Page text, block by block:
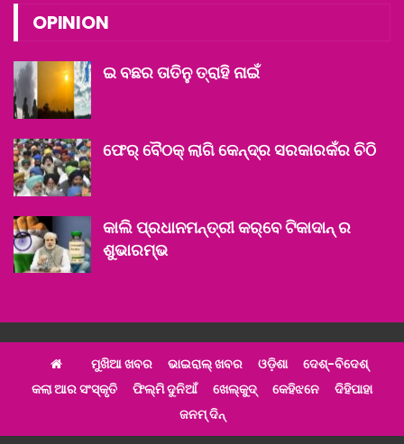
OPINION
ଇ ବଛର ତାତିନୁ ତ୍ରାହି ନାଇଁ
ଫେର୍ ବୈଠକ୍ ଲାଗି କେନ୍ଦ୍ର ସରକାରକଁର ଚିଠି
କାଲି ପ୍ରଧାନମନ୍ତ୍ରୀ କର୍‌ବେ ଟିକାଦାନ୍ ର
ଶୁଭାରମ୍ଭ‌
ମୁଖିଆ ଖବର ଭାଇରାଲ୍ ଖବର ଓଡ଼ିଶା
ଦେଶ୍‌-ବିଦେଶ୍‌
କଲା ଆର ସଂସ୍କୃତି
ଫିଲ୍ମି ଦୁନିଆଁ ଖେଲ୍‌କୁଦ୍‌ କେହିଝନେ
ଦିହିପାହା
ଜନମ୍ ଦିନ୍